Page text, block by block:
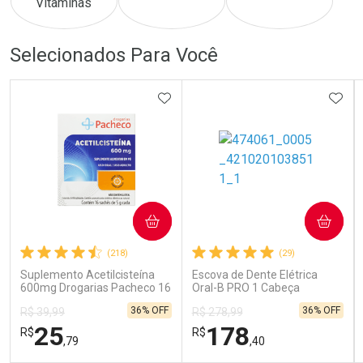
Comprar sem Desconto
Por R$ 489,00/cada
Por R$ 489,00/cada
Comprar sem Desconto
Por R$ 879,00/cada
Por R$ 879,00/cada
Selecionados Para Você
(218)
Suplemento Acetilcisteína
600mg Drogarias Pacheco 16
R$ 39,99
R$25,79
36% OFF
ADICIONAR AOS FAVORITOS
COMPRAR
(29)
Escova de Dente Elétrica
Oral-B PRO 1 Cabeça
Redonda Recarregável 1
Unidade
R$ 278,99
R$178,40
36% OFF
COMPRAR